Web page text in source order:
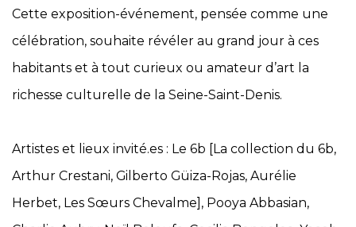
Cette exposition-événement, pensée comme une
célébration, souhaite révéler au grand jour à ces
habitants et à tout curieux ou amateur d’art la
richesse culturelle de la Seine-Saint-Denis.
Artistes et lieux invité.es : Le 6b [La collection du 6b,
Arthur Crestani, Gilberto Güiza-Rojas, Aurélie
Herbet, Les Sœurs Chevalme], Pooya Abbasian,